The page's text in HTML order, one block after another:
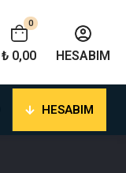
0
₺ 0,00 HESABIM
HESABIM